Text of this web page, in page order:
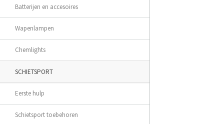
Batterijen en accesoires
Wapenlampen
Chemlights
SCHIETSPORT
Eerste hulp
Schietsport toebehoren